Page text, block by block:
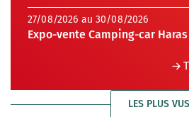
27/08/2026 au 30/08/2026
Expo-vente Camping-car
LES PLUS VUS